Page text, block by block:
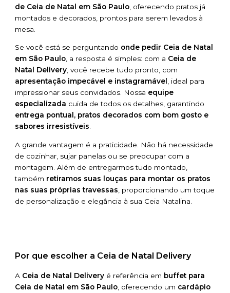
de Ceia de Natal em São Paulo , oferecendo pratos já
montados e decorados, prontos para serem levados à
mesa.
Se você está se perguntando onde pedir Ceia de Natal
em São Paulo, a resposta é simples: com a Ceia de
Natal Delivery, você recebe tudo pronto, com
apresentação impecável e instagramável , ideal para
impressionar seus convidados. Nossa equipe
especializada cuida de todos os detalhes, garantindo
entrega pontual, pratos decorados com bom gosto e
sabores irresistíveis.
A grande vantagem é a praticidade. Não há necessidade
de cozinhar, sujar panelas ou se preocupar com a
montagem. Além de entregarmos tudo montado,
também retiramos suas louças para montar os pratos
nas suas próprias travessas , proporcionando um toque
de personalização e elegância à sua Ceia Natalina.
Por que escolher a Ceia de Natal Delivery
A Ceia de Natal Delivery é referência em buffet para
Ceia de Natal em São Paulo , oferecendo um cardápio